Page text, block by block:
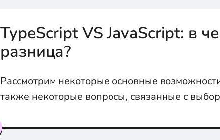
TypeScript VS JavaScript: в
разница?
Рассмотрим некоторые основные
также некоторые вопросы, связанные с